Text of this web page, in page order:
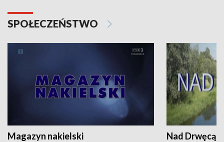
SPOŁECZEŃSTWO
Magazyn nakielski Nad Drwęcą